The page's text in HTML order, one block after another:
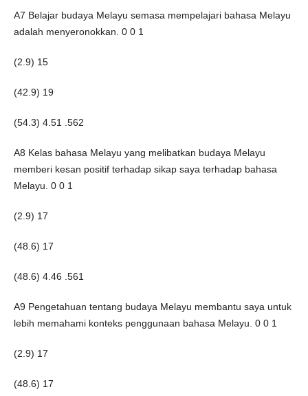
A7 Belajar budaya Melayu semasa mempelajari bahasa Melayu
adalah menyeronokkan. 0 0 1
(2.9) 15
(42.9) 19
(54.3) 4.51 .562
A8 Kelas bahasa Melayu yang melibatkan budaya Melayu
memberi kesan positif terhadap sikap saya terhadap bahasa
Melayu. 0 0 1
(2.9) 17
(48.6) 17
(48.6) 4.46 .561
A9 Pengetahuan tentang budaya Melayu membantu saya untuk
lebih memahami konteks penggunaan bahasa Melayu. 0 0 1
(2.9) 17
(48.6) 17